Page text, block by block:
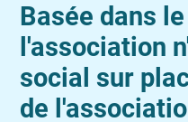
Basée dans
l'association
social sur
de